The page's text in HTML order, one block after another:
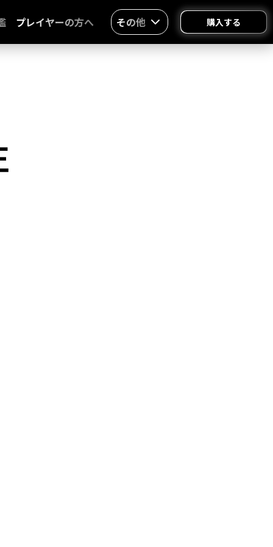
プレイヤーの方へ その他 購入する